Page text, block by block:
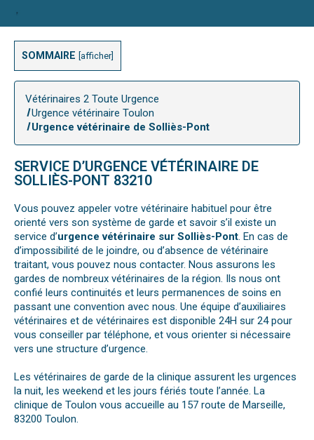
SOMMAIRE afficher
Vétérinaires 2 Toute Urgence
Urgence vétérinaire Toulon
Urgence vétérinaire de Solliès-Pont
SERVICE D’URGENCE VÉTÉRINAIRE DE
SOLLIÈS-PONT 83210
Vous pouvez appeler votre vétérinaire habituel pour être
orienté vers son système de garde et savoir s’il existe un
service d’urgence vétérinaire sur Solliès-Pont. En cas de
d’impossibilité de le joindre, ou d’absence de vétérinaire
traitant, vous pouvez nous contacter. Nous assurons les
gardes de nombreux vétérinaires de la région. Ils nous ont
confié leurs continuités et leurs permanences de soins en
passant une convention avec nous. Une équipe d’auxiliaires
vétérinaires et de vétérinaires est disponible 24H sur 24 pour
vous conseiller par téléphone, et vous orienter si nécessaire
vers une structure d’urgence.
Les vétérinaires de garde de la clinique assurent les urgences
la nuit, les weekend et les jours fériés toute l’année. La
clinique de Toulon vous accueille au 157 route de Marseille,
83200 Toulon.